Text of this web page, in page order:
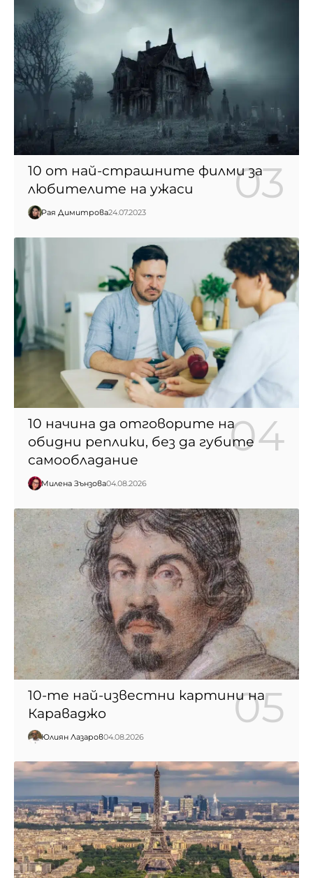
10 от най-страшните филми за
любителите на ужаси
Рая Димитрова24.07.2023
10 начина да отговорите на
обидни реплики, без да губите
самообладание
Милена Зънзова04.08.2026
10-те най-известни картини на
Караваджо
Юлиян Лазаров04.08.2026